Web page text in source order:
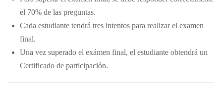
el 70% de las preguntas.
Cada estudiante tendrá tres intentos para realizar el examen
final.
Una vez superado el exámen final, el estudiante obtendrá un
Certificado de participación.